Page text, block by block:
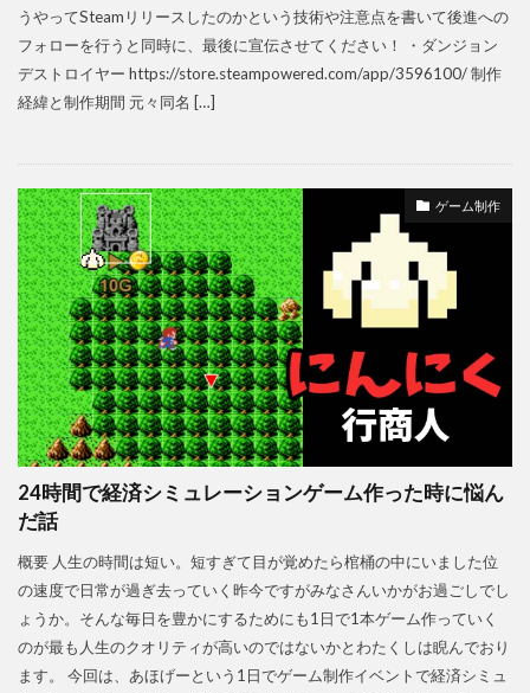
うやってSteamリリースしたのかという技術や注意点を書いて後進への
フォローを行うと同時に、最後に宣伝させてください！ ・ダンジョン
デストロイヤー https://store.steampowered.com/app/3596100/ 制作
経緯と制作期間 元々同名 […]
ゲーム制作
24時間で経済シミュレーションゲーム作った時に悩ん
だ話
概要 人生の時間は短い。短すぎて目が覚めたら棺桶の中にいました位
の速度で日常が過ぎ去っていく昨今ですがみなさんいかがお過ごしでし
ょうか。そんな毎日を豊かにするためにも1日で1本ゲーム作っていく
のが最も人生のクオリティが高いのではないかとわたくしは睨んでおり
ます。 今回は、あほげーという1日でゲーム制作イベントで経済シミュ